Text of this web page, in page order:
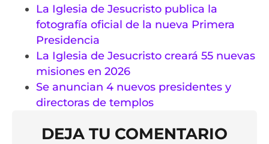
La Iglesia de Jesucristo publica la
fotografía oficial de la nueva Primera
Presidencia
La Iglesia de Jesucristo creará 55 nuevas
misiones en 2026
Se anuncian 4 nuevos presidentes y
directoras de templos
DEJA TU COMENTARIO